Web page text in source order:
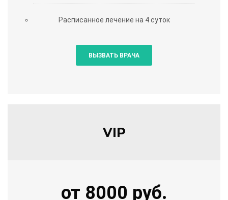
Расписанное лечение на 4 суток
ВЫЗВАТЬ ВРАЧА
VIP
от 8000 руб.